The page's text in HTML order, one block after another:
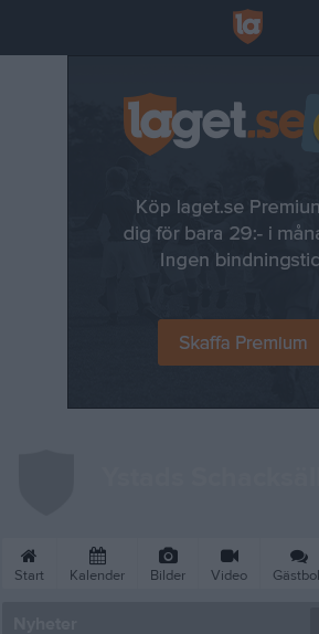
Start Kalender Bilder Video